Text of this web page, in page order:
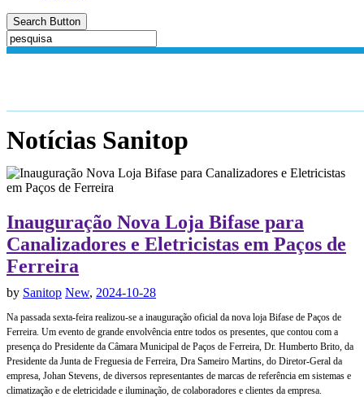
Search Button
Notícias Sanitop
Inauguração Nova Loja Bifase para
Canalizadores e Eletricistas em Paços de
Ferreira
by Sanitop New, 2024-10-28
Na passada sexta-feira realizou-se a inauguração oficial da nova loja Bifase de Paços de
Ferreira. Um evento de grande envolvência entre todos os presentes, que contou com a
presença do Presidente da Câmara Municipal de Paços de Ferreira, Dr. Humberto Brito, da
Presidente da Junta de Freguesia de Ferreira, Dra Sameiro Martins, do Diretor-Geral da
empresa, Johan Stevens, de diversos representantes de marcas de referência em sistemas e
climatização e de eletricidade e iluminação, de colaboradores e clientes da empresa.